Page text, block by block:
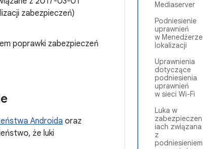
Mediaserver
Podniesienie
uprawnień
w Menedżerze
lokalizacji
Uprawnienia
dotyczące
podniesienia
uprawnień
w sieci Wi-Fi
Luka w
zabezpieczen
iach związana
z
podniesieniem
zabezpieczeń)
poprawki zabezpieczeń
Androida oraz
że luki